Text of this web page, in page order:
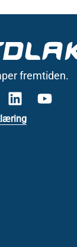
fremtiden.